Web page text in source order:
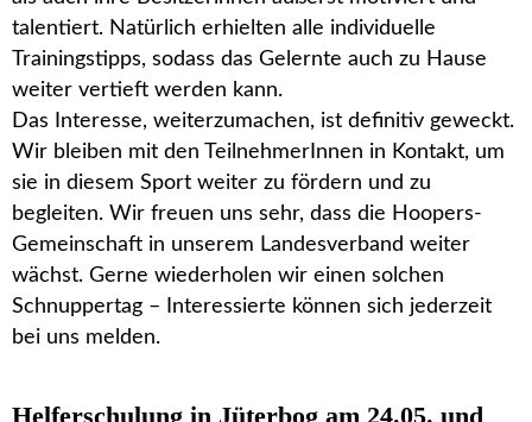
talentiert. Natürlich erhielten alle individuelle
Trainingstipps, sodass das Gelernte auch zu Hause
weiter vertieft werden kann.
Das Interesse, weiterzumachen, ist definitiv geweckt.
Wir bleiben mit den TeilnehmerInnen in Kontakt, um
sie in diesem Sport weiter zu fördern und zu
begleiten. Wir freuen uns sehr, dass die Hoopers-
Gemeinschaft in unserem Landesverband weiter
wächst. Gerne wiederholen wir einen solchen
Schnuppertag – Interessierte können sich jederzeit
bei uns melden.
Helferschulung in Jüterbog am 24.05. und